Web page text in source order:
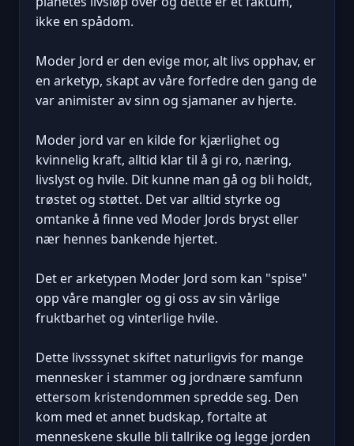
ikke en spådom.
Moder Jord er den evige mor, alt livs opphav, er
en arketyp, skapt av våre forfedre den gang de
var animister av sinn og sjamaner av hjerte.
Moder jord var en kilde for kjærlighet og
kvinnelig kraft, alltid klar til å gi ro, næring,
livslyst og hvile. Dit kunne man gå og bli holdt,
trøstet og støttet. Det var alltid styrke og
omtanke å finne ved Moder Jords bryst eller
nær hennes bankende hjertet.
Det er arketypen Moder Jord som kan "spise"
opp våre mangler og gi oss av sin vårlige
fruktbarhet og vinterlige hvile.
Dette livsssynet skiftet naturligvis for mange
mennesker i stammer og jordnære samfunn
ettersom kristendommen spredde seg. Den
kom med et annet budskap, fortalte at
menneskene skulle bli tallrike og legge jorden